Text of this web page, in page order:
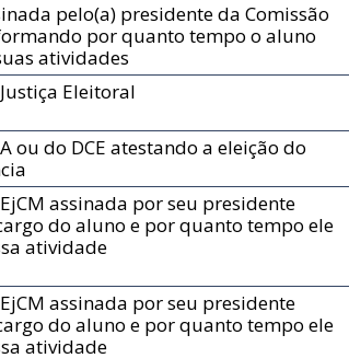
pelo(a) presidente da Comissão
por quanto tempo o aluno
atividades
Eleitoral
ou do DCE atestando a eleição do
assinada por seu presidente
do aluno e por quanto tempo ele
atividade
assinada por seu presidente
do aluno e por quanto tempo ele
atividade